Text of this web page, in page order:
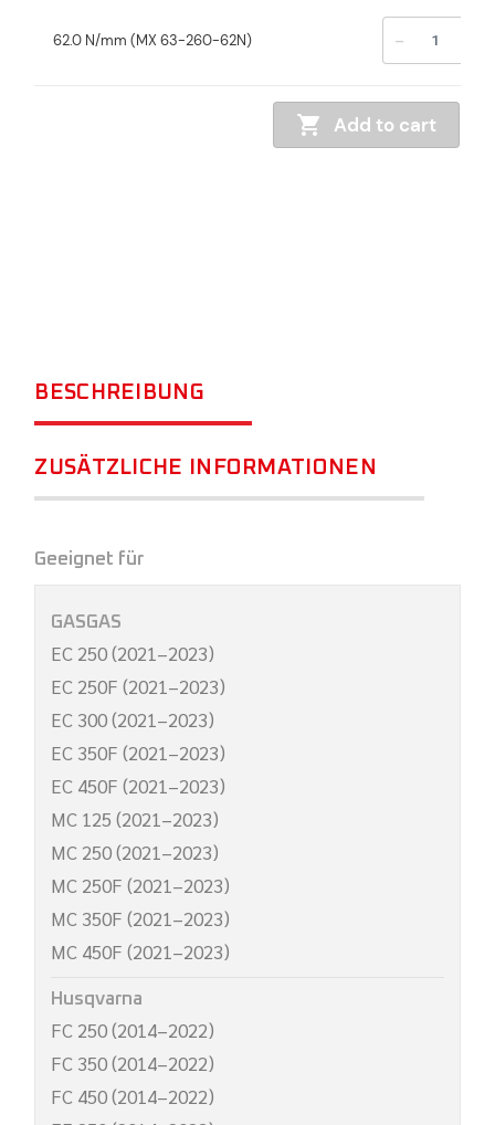
62.0 N/mm (MX 63-260-62N) -
Add to cart
BESCHREIBUNG
ZUSÄTZLICHE INFORMATIONEN
Geeignet für
GASGAS
EC 250 (2021–2023)
EC 250F (2021–2023)
EC 300 (2021–2023)
EC 350F (2021–2023)
EC 450F (2021–2023)
MC 125 (2021–2023)
MC 250 (2021–2023)
MC 250F (2021–2023)
MC 350F (2021–2023)
MC 450F (2021–2023)
Husqvarna
FC 250 (2014–2022)
FC 350 (2014–2022)
FC 450 (2014–2022)